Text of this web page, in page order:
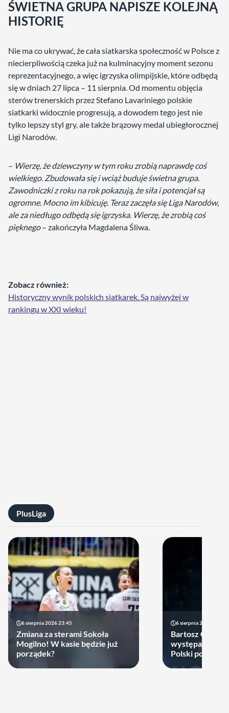
ŚWIETNA GRUPA NAPISZE KOLEJNĄ
HISTORIĘ
Nie ma co ukrywać, że cała siatkarska społeczność w Polsce z
niecierpliwością czeka już na kulminacyjny moment sezonu
reprezentacyjnego, a więc igrzyska olimpijskie, które odbędą
się w dniach 27 lipca – 11 sierpnia. Od momentu objęcia
sterów trenerskich przez Stefano Lavariniego polskie
siatkarki widocznie progresują, a dowodem tego jest nie
tylko lepszy styl gry, ale także brązowy medal ubiegłorocznej
Ligi Narodów.
– Wierzę, że dziewczyny w tym roku zrobią naprawdę coś
wielkiego. Zbudowała się i wciąż buduje świetna grupa.
Zawodniczki z roku na rok pokazują, że siła i potencjał są
ogromne. Mocno im kibicuję. Teraz zaczęła się Liga Narodów,
ale za niedługo odbędą się igrzyska. Wierzę, że zrobią coś
pięknego– zakończyła Magdalena Śliwa.
Zobacz również:
Historyczny wynik polskich siatkarek. Są najwyżej w
rankingu w XXI wieku!
PlusLiga
6 sierpnia 2026 23:45
Zmiana za sterami Sokoła
Mogilno! W kasie będzie już
porządek?
6 sierpnia 2026 17:40
Bartosz
występach w
Polski podjął